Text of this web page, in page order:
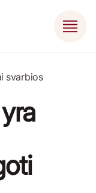
svarbios